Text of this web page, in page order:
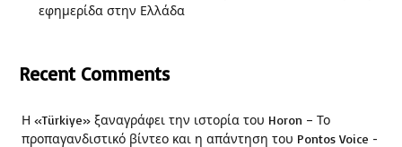
εφημερίδα στην Ελλάδα
Recent Comments
Η «Türkiye» ξαναγράφει την ιστορία του Horon – Το
προπαγανδιστικό βίντεο και η απάντηση του Pontos Voice -